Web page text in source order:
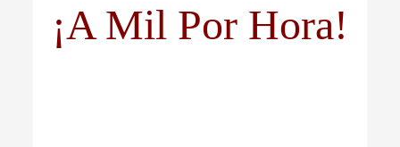
¡A Mil Por Hora!